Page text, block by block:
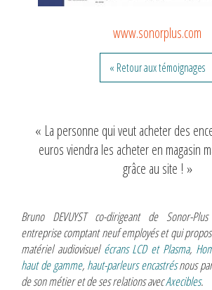
www.sonorplus.com
« Retour aux témoignages
« La personne qui veut acheter des
euros viendra les acheter en magasin
grâce au site ! »
Bruno DEVUYST co-dirigeant de Sonor-Plus
entreprise comptant neuf employés et qui
matériel audiovisuel écrans LCD et Plasma,
haut de gamme, haut-parleurs encastrésnous
de son métier et de ses relations avecAxecibles.